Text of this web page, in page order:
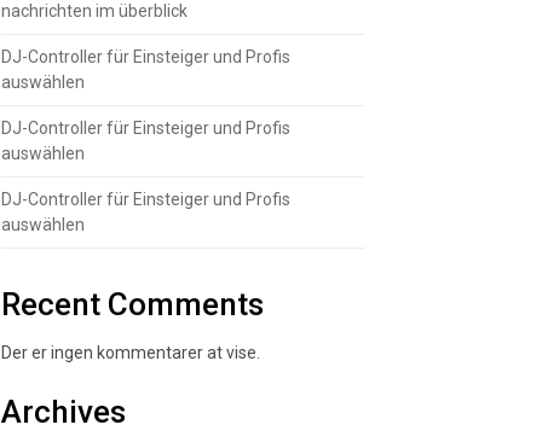
nachrichten im überblick
DJ-Controller für Einsteiger und Profis
auswählen
DJ-Controller für Einsteiger und Profis
auswählen
DJ-Controller für Einsteiger und Profis
auswählen
Recent Comments
Der er ingen kommentarer at vise.
Archives